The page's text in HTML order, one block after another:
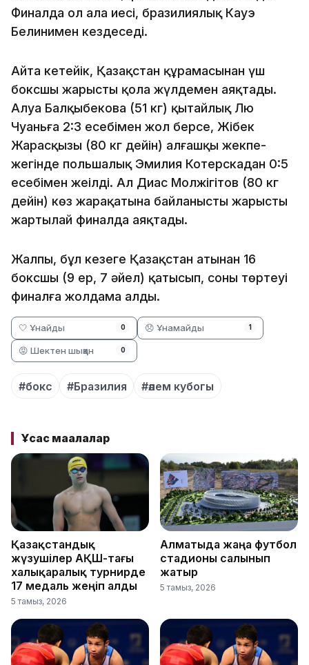
Финалда ол алаң иесі, бразилиялық Кауэ
Белинимен кездеседі.
Айта кетейік, Қазақстан құрамасынан үш
боксшы жарысты қола жүлдемен аяқтады.
Алуа Балқыбекова (51 кг) қытайлық Лю
Чуаньға 2:3 есебімен жол берсе, Жібек
Жарасқызы (80 кг дейін) алғашқы жекпе-
жегінде польшалық Эмилия Котерскадан 0:5
есебімен жеңілді. Ал Диас Молжігітов (80 кг
дейін) көз жарақатына байланысты жарысты
жартылай финалда аяқтады.
Жалпы, бұл кезеңге Қазақстан атынан 16
боксшы (9 ер, 7 әйел) қатысып, соның төртеуі
финалға жолдама алды.
🤍 Ұнайды 0 😞 Ұнамайды 1
😡 Шектен шыққан 0
#бокс #Бразилия #әлем кубогы
Ұқсас мақалалар
Қазақстандық
жүзушілер АҚШ-тағы
халықаралық турнирде
17 медаль жеңіп алды
5 тамыз, 2026
Алматыда жаңа футбол
стадионы салынып
жатыр
5 тамыз, 2026